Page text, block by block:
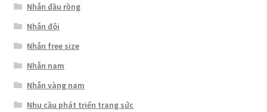
Nhẫn đầu rồng
Nhẫn đôi
Nhẫn free size
Nhẫn nam
Nhẫn vàng nam
Nhu cầu phát triển trang sức